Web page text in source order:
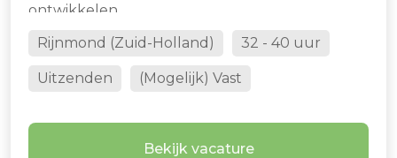
ontwikkelen.
Rijnmond (Zuid-Holland)
32 - 40 uur
Uitzenden (Mogelijk) Vast
Bekijk vacature